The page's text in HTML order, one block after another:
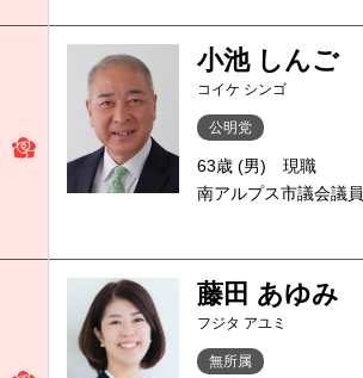
小池 しんご
コイケ シンゴ
公明党
63歳 (男)
現職
南アルプス市議会議員
藤田 あゆみ
フジタ アユミ
無所属